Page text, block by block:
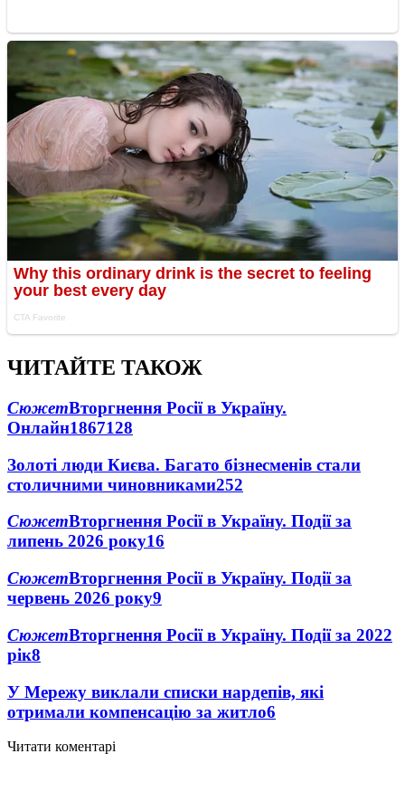
ЧИТАЙТЕ ТАКОЖ
СюжетВторгнення Росії в Україну.
Онлайн1867128
Золоті люди Києва. Багато бізнесменів стали
столичними чиновниками252
СюжетВторгнення Росії в Україну. Події за
липень 2026 року16
СюжетВторгнення Росії в Україну. Події за
червень 2026 року9
СюжетВторгнення Росії в Україну. Події за 2022
рік8
У Мережу виклали списки нардепів, які
отримали компенсацію за житло6
Читати коментарі